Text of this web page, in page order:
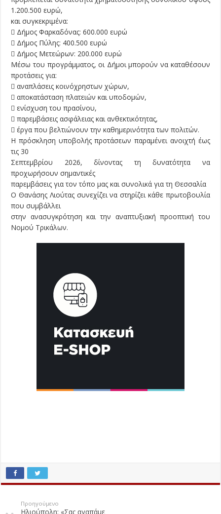
1.200.500 ευρώ,
και συγκεκριμένα:
 Δήμος Φαρκαδόνας: 600.000 ευρώ
 Δήμος Πύλης: 400.500 ευρώ
 Δήμος Μετεώρων: 200.000 ευρώ
Μέσω του προγράμματος, οι Δήμοι μπορούν να καταθέσουν
προτάσεις για:
 αναπλάσεις κοινόχρηστων χώρων,
 αποκατάσταση πλατειών και υποδομών,
 ενίσχυση του πρασίνου,
 παρεμβάσεις ασφάλειας και ανθεκτικότητας,
 έργα που βελτιώνουν την καθημερινότητα των πολιτών.
Η πρόσκληση υποβολής προτάσεων παραμένει ανοιχτή έως
τις 30
Σεπτεμβρίου 2026, δίνοντας τη δυνατότητα να
προχωρήσουν σημαντικές
παρεμβάσεις για τον τόπο μας και συνολικά για τη Θεσσαλία
Ο Θανάσης Λιούτας συνεχίζει να στηρίζει κάθε πρωτοβουλία
που συμβάλλει
στην ανασυγκρότηση και την αναπτυξιακή προοπτική του
Νομού Τρικάλων.
Προηγούμενο
Ηλιούπολη: «Σας αγαπάμε